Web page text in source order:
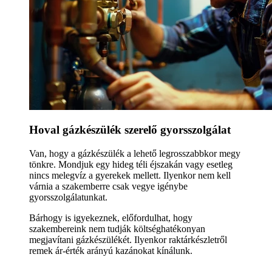
Hoval gázkészülék szerelő gyorsszolgálat
Van, hogy a gázkészülék a lehető legrosszabbkor megy
tönkre. Mondjuk egy hideg téli éjszakán vagy esetleg
nincs melegvíz a gyerekek mellett. Ilyenkor nem kell
várnia a szakemberre csak vegye igénybe
gyorsszolgálatunkat.
Bárhogy is igyekeznek, előfordulhat, hogy
szakembereink nem tudják költséghatékonyan
megjavítani gázkészülékét. Ilyenkor raktárkészletről
remek ár-érték arányú kazánokat kínálunk.